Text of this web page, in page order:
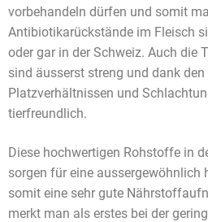
vorbehandeln dürfen und somit
Antibiotikarückstände im Fleisch
oder gar in der Schweiz. Auch die
sind äusserst streng und dank den
Platzverhältnissen und
tierfreundlich.
Diese hochwertigen Rohstoffe in
sorgen für eine aussergewöhnlich
somit eine sehr gute
merkt man als erstes bei der